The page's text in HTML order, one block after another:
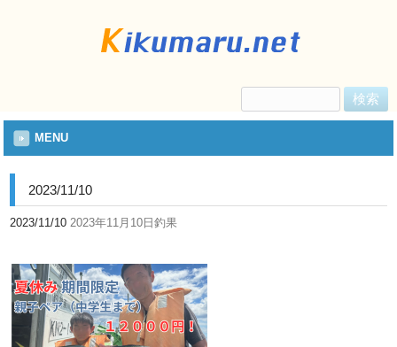
索:
MENU
2023/11/10
2023/11/10 2023年11月10日釣果